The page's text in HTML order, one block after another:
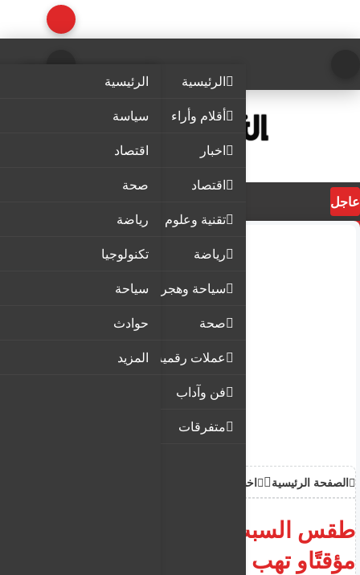
الرئيسية
أقلام وأراء
اخبار
اقتصاد
تقنية وعلوم
رياضة
سياحة وهجرة
صحة
عملات رقمية
فن وآداب
متفرقات
الرئيسية
سياسة
اقتصاد
صحة
رياضة
تكنولوجيا
سياحة
حوادث
المزيد
عاجل
الصفحة الرئيسية اخبار
طقس السبت : جو غائم جزئيًا
مؤقتًاو تهب الرياح من الجنوب